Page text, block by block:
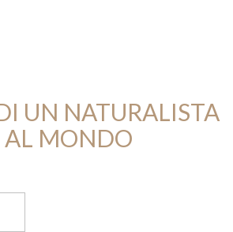
UN NATURALISTA
MONDO